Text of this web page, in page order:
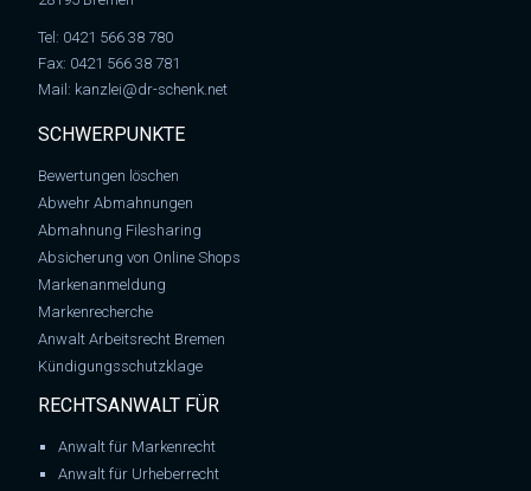
Tel: 0421 566 38 780
Fax: 0421 566 38 781
Mail: kanzlei@dr-schenk.net
SCHWERPUNKTE
Bewertungen löschen
Abwehr Abmahnungen
Abmahnung Filesharing
Absicherung von Online Shops
Markenanmeldung
Markenrecherche
Anwalt Arbeitsrecht Bremen
Kündigungsschutzklage
RECHTSANWALT FÜR
Anwalt für Markenrecht
Anwalt für Urheberrecht